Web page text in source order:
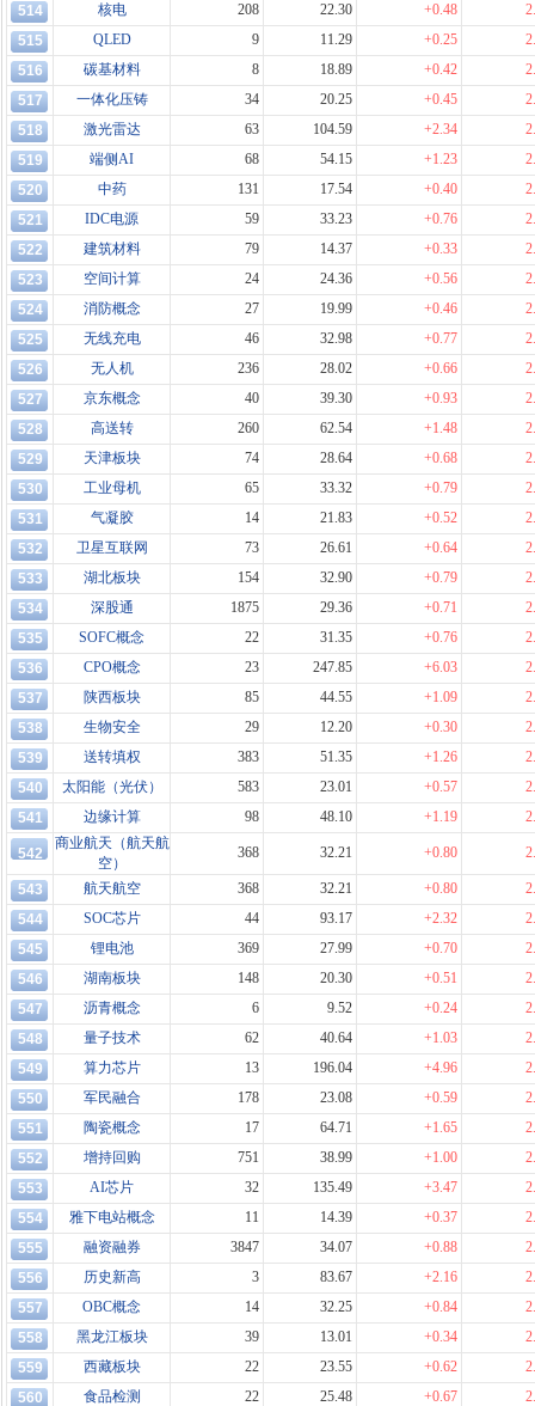
514
核电 208 22.30 +0.48
515
QLED 9 11.29 +0.25
516
碳基材料 8 18.89 +0.42
517
一体化压铸 34 20.25 +0.45
518
激光雷达 63 104.59 +2.34
519
端侧AI 68 54.15 +1.23
520
中药 131 17.54 +0.40
521
IDC电源 59 33.23 +0.76
522
建筑材料 79 14.37 +0.33
523
空间计算 24 24.36 +0.56
524
消防概念 27 19.99 +0.46
525
无线充电 46 32.98 +0.77
526
无人机 236 28.02 +0.66
527
京东概念 40 39.30 +0.93
528
高送转 260 62.54 +1.48
529
天津板块 74 28.64 +0.68
530
工业母机 65 33.32 +0.79
531
气凝胶 14 21.83 +0.52
532
卫星互联网 73 26.61 +0.64
533
湖北板块 154 32.90 +0.79
534
深股通 1875 29.36 +0.71
535
SOFC概念 22 31.35 +0.76
536
CPO概念 23 247.85 +6.03
537
陕西板块 85 44.55 +1.09
538
生物安全 29 12.20 +0.30
539
送转填权 383 51.35 +1.26
540
太阳能（光伏） 583 23.01 +0.57
541
边缘计算 98 48.10 +1.19
542
商业航天（航天航
空）
368 32.21 +0.80
543 航天航空 368 32.21 +0.80
544
SOC芯片 44 93.17 +2.32
545
锂电池 369 27.99 +0.70
546
湖南板块 148 20.30 +0.51
547
沥青概念 6 9.52 +0.24
548
量子技术 62 40.64 +1.03
549
算力芯片 13 196.04 +4.96
550
军民融合 178 23.08 +0.59
551
陶瓷概念 17 64.71 +1.65
552
增持回购 751 38.99 +1.00
553
AI芯片 32 135.49 +3.47
554
雅下电站概念 11 14.39 +0.37
555
融资融券 3847 34.07 +0.88
556
历史新高 3 83.67 +2.16
557
OBC概念 14 32.25 +0.84
558
黑龙江板块 39 13.01 +0.34
559
西藏板块 22 23.55 +0.62
560
食品检测 22 25.48 +0.67